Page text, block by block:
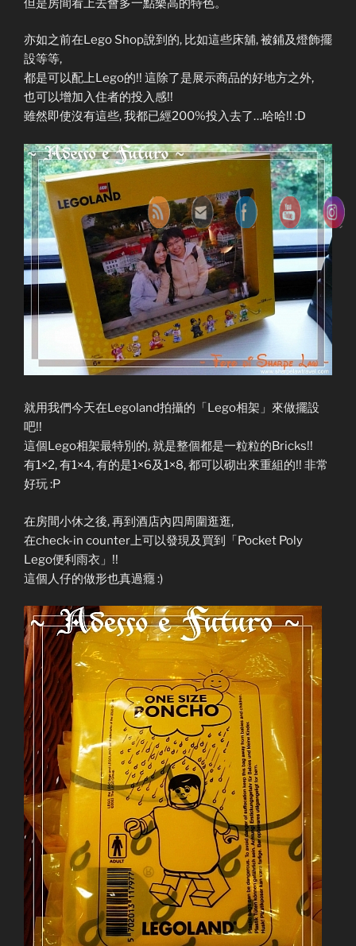
但是房間看上去會多一點樂高的特色。
亦如之前在Lego Shop說到的, 比如這些床舖, 被鋪及燈飾擺
設等等,
都是可以配上Lego的!! 這除了是展示商品的好地方之外,
也可以增加入住者的投入感!!
雖然即使沒有這些, 我都已經200%投入去了…哈哈!! :D
就用我們今天在Legoland拍攝的「Lego相架」來做擺設
吧!!
這個Lego相架最特別的, 就是整個都是一粒粒的Bricks!!
有1×2, 有1×4, 有的是1×6及1×8, 都可以砌出來重組的!! 非常
好玩 :P
在房間小休之後, 再到酒店內四周圍逛逛,
在check-in counter上可以發現及買到「Pocket Poly
Lego便利雨衣」!!
這個人仔的做形也真過癮 :)